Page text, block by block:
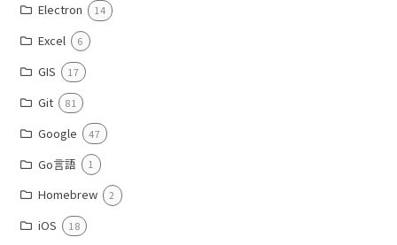
Electron 14
Excel 6
GIS 17
Git 81
Google 47
Go言語 1
Homebrew 2
iOS 18